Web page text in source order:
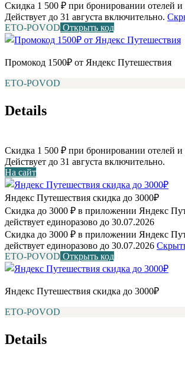
Скидка 1 500 ₽ при бронировании отелей
Действует до 31 августа включительно.
ETO-POVOD Открыть код
Промокод 1500₽ от Яндекс Путешествия
ETO-POVOD
Details
Скидка 1 500 ₽ при бронировании отелей
Действует до 31 августа включительно.
На сайт
Яндекс Путешествия скидка до 3000₽
Скидка до 3000 ₽ в приложении Яндекс
действует единоразово до 30.07.2026
Скидка до 3000 ₽ в приложении Яндекс
действует единоразово до 30.07.2026
ETO-POVOD Открыть код
Яндекс Путешествия скидка до 3000₽
ETO-POVOD
Details